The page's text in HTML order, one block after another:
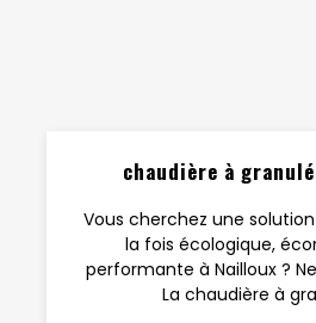
chaudière à
Vous cherchez une
la fois écologique,
performante à Nailloux ?
La chaudière à